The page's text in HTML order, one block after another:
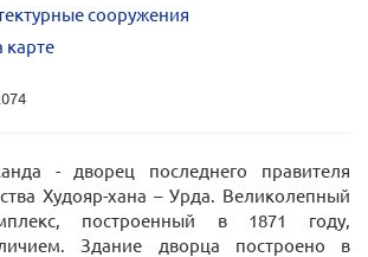
сооружения
карте
- дворец последнего правителя
Худояр-хана – Урда. Великолепный
построенный в 1871 году,
Здание дворца построено в